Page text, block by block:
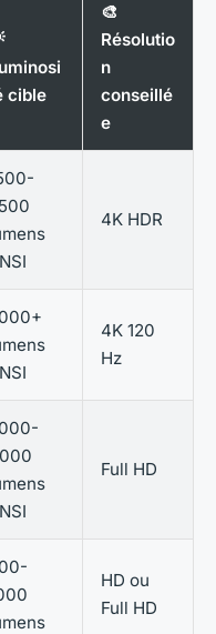
cible
🎨
Résolutio
n
conseillé
e
4K HDR
4K 120
Hz
Full HD
HD ou
Full HD